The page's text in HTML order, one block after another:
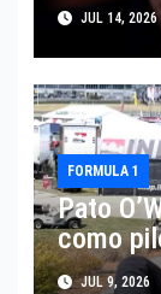
JUL 14, 2026
FORMULA 1
Pato
como
Fórmula
JUL 9, 2026